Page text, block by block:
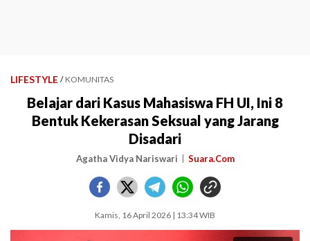
LIFESTYLE / KOMUNITAS
Belajar dari Kasus Mahasiswa FH UI, Ini 8
Bentuk Kekerasan Seksual yang Jarang
Disadari
Agatha Vidya Nariswari Suara.Com
Kamis, 16 April 2026 | 13:34 WIB